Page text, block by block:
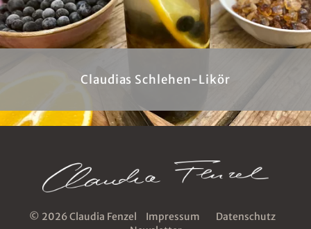
Claudias Schlehen-Likör
© 2026 Claudia Fenzel Impressum
Datenschutz